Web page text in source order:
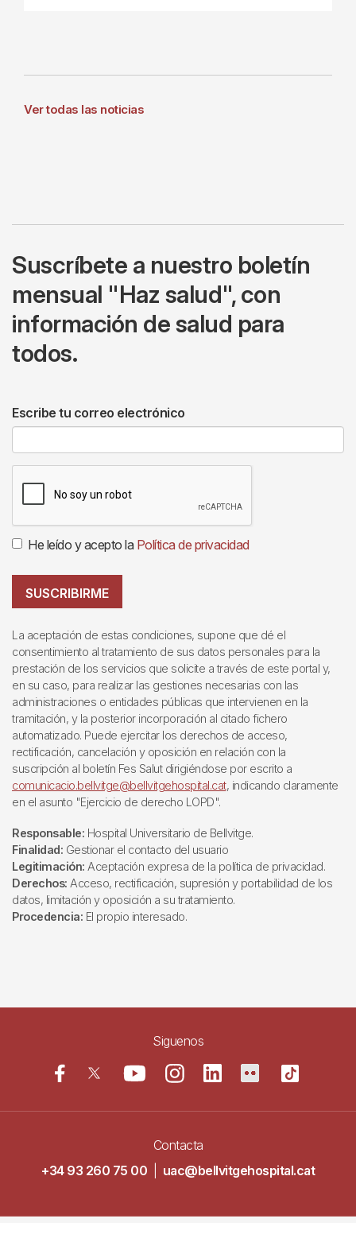
Ver todas las noticias
Suscríbete a nuestro boletín
mensual "Haz salud", con
información de salud para
todos.
Escribe tu correo electrónico
He leído y acepto la Política de privacidad
SUSCRIBIRME
La aceptación de estas condiciones, supone que dé el
consentimiento al tratamiento de sus datos personales para la
prestación de los servicios que solicite a través de este portal y,
en su caso, para realizar las gestiones necesarias con las
administraciones o entidades públicas que intervienen en la
tramitación, y la posterior incorporación al citado fichero
automatizado. Puede ejercitar los derechos de acceso,
rectificación, cancelación y oposición en relación con la
suscripción al boletín Fes Salut dirigiéndose por escrito a
comunicacio.bellvitge@bellvitgehospital.cat, indicando claramente
en el asunto "Ejercicio de derecho LOPD".
Responsable: Hospital Universitario de Bellvitge.
Finalidad: Gestionar el contacto del usuario
Legitimación: Aceptación expresa de la política de privacidad.
Derechos: Acceso, rectificación, supresión y portabilidad de los
datos, limitación y oposición a su tratamiento.
Procedencia: El propio interesado.
Siguenos
Contacta
+34 93 260 75 00
uac@bellvitgehospital.cat